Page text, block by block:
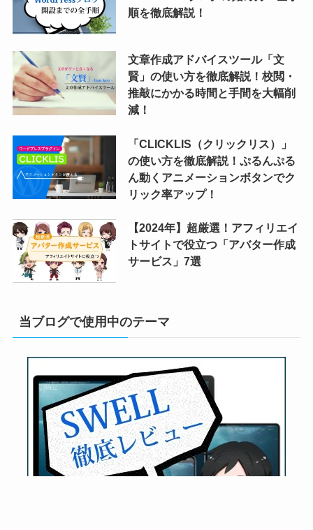
順を徹底解説！
文章作成アドバイスツール「文
賢」の使い方を徹底解説！校閲・
推敲にかかる時間と手間を大幅削
減！
「CLICKLIS（クリックリス）」
の使い方を徹底解説！ぷるんぷる
ん動くアニメーションボタンでク
リック率アップ！
【2024年】超厳選！アフィリエイ
トサイトで役立つ「アバター作成
サービス」7選
当ブログで使用中のテーマ